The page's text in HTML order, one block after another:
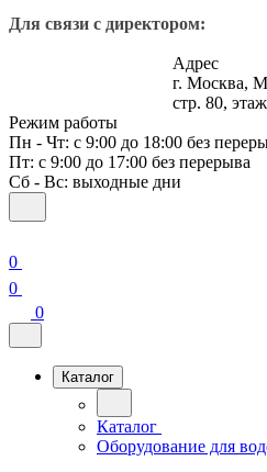
Для связи с директором:
Адрес
г. Москва,
стр. 80,
Режим работы
Пн - Чт: с 9:00 до 18:00 без
Пт: с 9:00 до 17:00 без перерыва
Сб - Вс: выходные дни
0
0
0
Каталог
Каталог
Оборудование для